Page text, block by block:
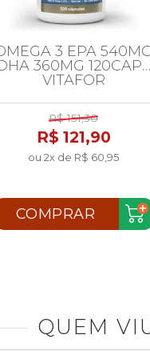
3 EPA 540MG
360MG 120CAPS
VITAFOR
R$ 151,30
R$ 121,90
ou 2x de R$ 60,95
COMPRAR
QUEM